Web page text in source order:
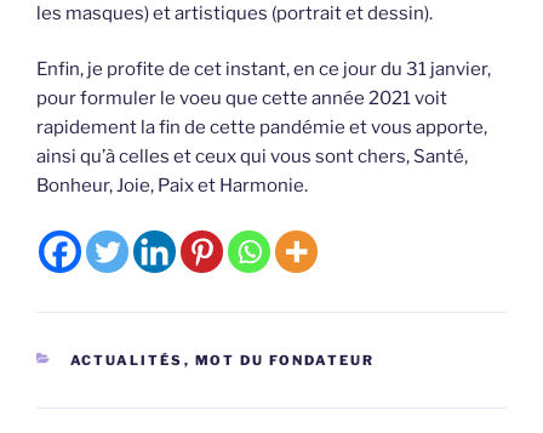
les masques) et artistiques (portrait et dessin).
Enfin, je profite de cet instant, en ce jour du 31 janvier,
pour formuler le voeu que cette année 2021 voit
rapidement la fin de cette pandémie et vous apporte,
ainsi qu’à celles et ceux qui vous sont chers, Santé,
Bonheur, Joie, Paix et Harmonie.
CATÉGORIES
ACTUALITÉS , MOT DU FONDATEUR